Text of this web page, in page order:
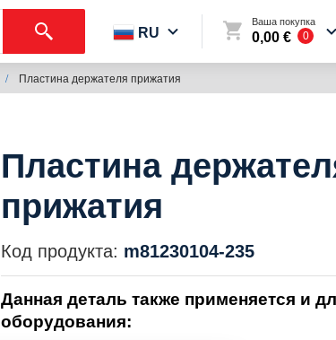
RU
Ваша покупка
0,00 € 0
/ Пластина держателя прижатия
Пластина
прижатия
Код продукта: m81230104-235
Данная деталь также применяется и
оборудования: